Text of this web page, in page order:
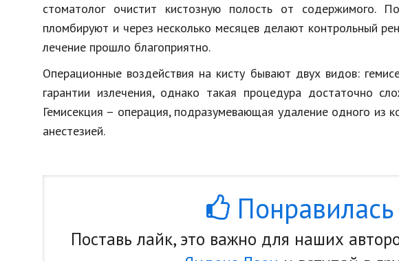
стоматолог очистит кистозную полость от содержимого.
пломбируют и через несколько месяцев делают контрольный
лечение прошло благоприятно.
Операционные воздействия на кисту бывают двух видов:
гарантии излечения, однако такая процедура достаточно
Гемисекция – операция, подразумевающая удаление одного из
анестезией.
Понравилась
Поставь лайк, это важно для наших